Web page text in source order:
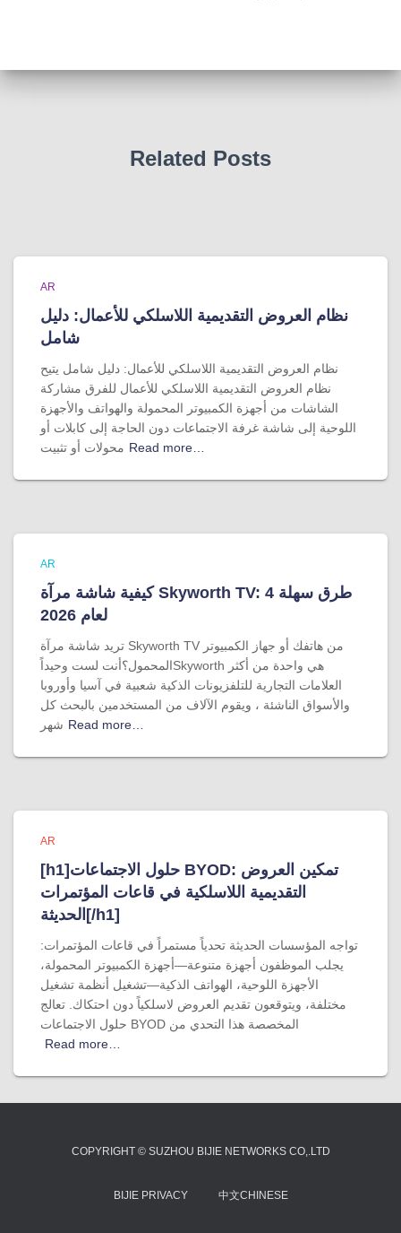
Related Posts
AR
نظام العروض التقديمية اللاسلكي للأعمال: دليل
شامل
نظام العروض التقديمية اللاسلكي للأعمال: دليل شامل يتيح
نظام العروض التقديمية اللاسلكي للأعمال للفرق مشاركة
الشاشات من أجهزة الكمبيوتر المحمولة والهواتف والأجهزة
اللوحية إلى شاشة غرفة الاجتماعات دون الحاجة إلى كابلات أو
محولات أو تثبيت Read more…
AR
كيفية شاشة مرآة Skyworth TV: 4 طرق سهلة
لعام 2026
تريد شاشة مرآة Skyworth TV من هاتفك أو جهاز الكمبيوتر
المحمول؟أنت لست وحيداًSkyworth هي واحدة من أكثر
العلامات التجارية للتلفزيونات الذكية شعبية في آسيا وأوروبا
والأسواق الناشئة ، ويقوم الآلاف من المستخدمين بالبحث كل
شهر Read more…
AR
[h1]حلول الاجتماعات BYOD: تمكين العروض
التقديمية اللاسلكية في قاعات المؤتمرات
الحديثة[/h1]
تواجه المؤسسات الحديثة تحدياً مستمراً في قاعات المؤتمرات:
يجلب الموظفون أجهزة متنوعة—أجهزة الكمبيوتر المحمولة،
الأجهزة اللوحية، الهواتف الذكية—تشغيل أنظمة تشغيل
مختلفة، ويتوقعون تقديم العروض لاسلكياً دون احتكاك. تعالج
حلول الاجتماعات BYOD المخصصة هذا التحدي من
Read more…
COPYRIGHT © SUZHOU BIJIE NETWORKS CO,.LTD
BIJIE PRIVACY 中文CHINESE